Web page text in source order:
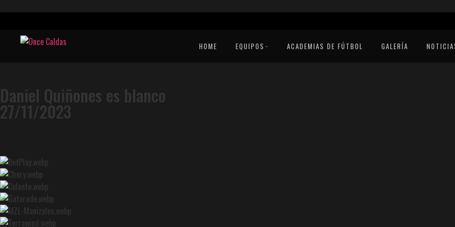
HOME EQUIPOS ACADEMIAS DE FÚTBOL GALERÍA
Daniel Quiñones es blanco
27/11/2023